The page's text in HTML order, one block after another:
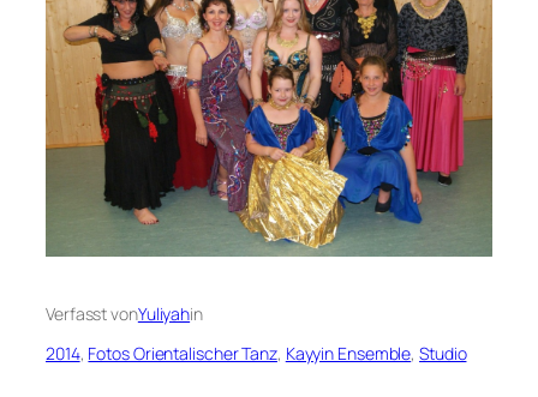
Verfasst vonYuliyahin
2014, Fotos Orientalischer Tanz, Kayyin Ensemble, Studio